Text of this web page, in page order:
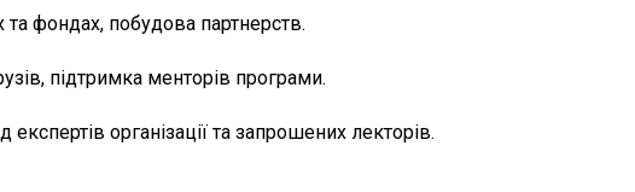
та фондах, побудова партнерств.
підтримка менторів програми.
організації та запрошених лекторів.